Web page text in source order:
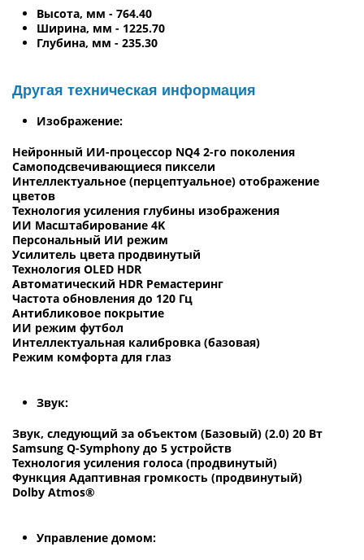
Высота, мм - 764.40
Ширина, мм - 1225.70
Глубина, мм - 235.30
Другая техническая информация
Изображение:
Нейронный ИИ-процессор NQ4 2-го поколения
Самоподсвечивающиеся пиксели
Интеллектуальное (перцептуальное) отображение
цветов
Технология усиления глубины изображения
ИИ Масштабирование 4K
Персональный ИИ режим
Усилитель цвета продвинутый
Технология OLED HDR
Автоматический HDR Ремастеринг
Частота обновления до 120 Гц
Антибликовое покрытие
ИИ режим футбол
Интеллектуальная калибровка (базовая)
Режим комфорта для глаз
Звук:
Звук, следующий за объектом (Базовый) (2.0) 20 Вт
Samsung Q-Symphony до 5 устройств
Технология усиления голоса (продвинутый)
Функция Адаптивная громкость (продвинутый)
Dolby Atmos®
Управление домом: